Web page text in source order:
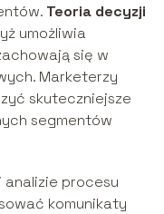
Teoria decyzji
umożliwia
się w
Marketerzy
skuteczniejsze
segmentów
procesu
komunikaty